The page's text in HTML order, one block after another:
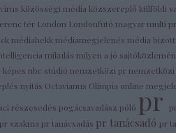
közösségi média közszereplő külföldi
tér London Londonfutó magyar multi
médiahekk médiamegjelenés média
mikulás milyen a jó
képes nbc stúdió nemzetközi prnemzetközi
nyitás Octavianus Olimpia online
részesedés pogácsavadász póló pr
pr szakma pr tanácsadás pr tanácsadó pr